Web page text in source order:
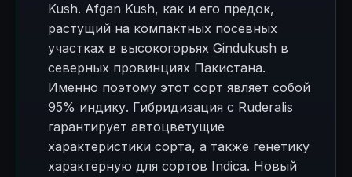
Kush. Afgan Kush, как и его предок,
растущий на компактных посевных
участках в высокогорьях Gindukush в
северных провинциях Пакистана.
Именно поэтому этот сорт являет собой
95% индику. Гибридизация с Ruderalis
гарантирует автоцветущие
характеристики сорта, а также генетику
характерную для сортов Indica. Новый